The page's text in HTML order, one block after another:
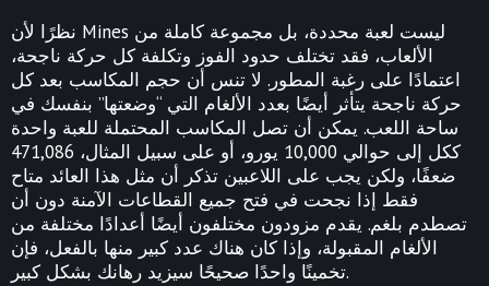
نظرًا لأن Mines ليست لعبة محددة، بل مجموعة كاملة من
الألعاب، فقد تختلف حدود الفوز وتكلفة كل حركة ناجحة،
اعتمادًا على رغبة المطور. لا تنس أن حجم المكاسب بعد كل
حركة ناجحة يتأثر أيضًا بعدد الألغام التي “وضعتها” بنفسك في
ساحة اللعب. يمكن أن تصل المكاسب المحتملة للعبة واحدة
ككل إلى حوالي 10,000 يورو، أو على سبيل المثال، 471,086
ضعفًا، ولكن يجب على اللاعبين تذكر أن مثل هذا العائد متاح
فقط إذا نجحت في فتح جميع القطاعات الآمنة دون أن
تصطدم بلغم. يقدم مزودون مختلفون أيضًا أعدادًا مختلفة من
الألغام المقبولة، وإذا كان هناك عدد كبير منها بالفعل، فإن
تخمينًا واحدًا صحيحًا سيزيد رهانك بشكل كبير.